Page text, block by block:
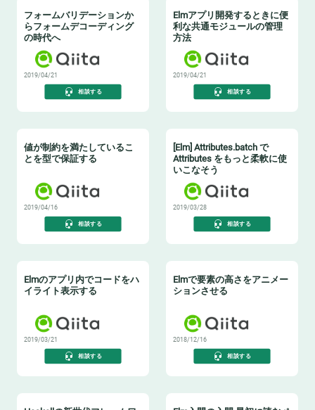
フォームバリデーションか
らフォームデコーディング
の時代へ
2019/04/21
相談する
Elmアプリ開発するときに便
利な共通モジュールの管理
方法
2019/04/21
相談する
値が制約を満たしているこ
とを型で保証する
2019/04/16
相談する
[Elm] Attributes.batch で
Attributes をもっと柔軟に使
いこなそう
2019/03/28
相談する
Elmのアプリ内でコードをハ
イライト表示する
2019/03/21
相談する
Elmで要素の高さをアニメー
ションさせる
2018/12/16
相談する